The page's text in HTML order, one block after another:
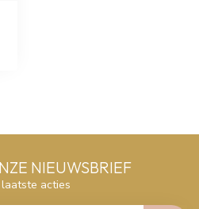
NIEUWSBRIEF
acties